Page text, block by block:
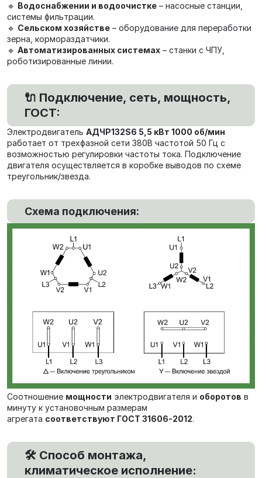
🔹 Водоснабжении и водоочистке – насосные станции,
системы фильтрации.
🔹 Сельском хозяйстве – оборудование для переработки
зерна, кормораздатчики.
🔹 Автоматизированных системах – станки с ЧПУ,
роботизированные линии.
🔌 Подключение, сеть, мощность,
ГОСТ:
Электродвигатель АДЧР132S6 5,5 кВт 1000 об/мин
работает от трехфазной сети 380В частотой 50 Гц с
возможностью регулировки частоты тока. Подключение
двигателя осуществляется в коробке выводов по схеме
треугольник/звезда.
Схема подключения:
Соотношение мощности электродвигателя и оборотов в
минуту к установочным размерам
агрегата соответствуют ГОСТ 31606-2012.
🛠️ Способ монтажа,
климатическое исполнение: